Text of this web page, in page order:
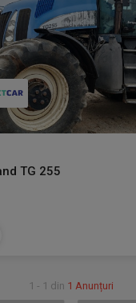
TG 255
1 - 1 din 1 Anunțuri